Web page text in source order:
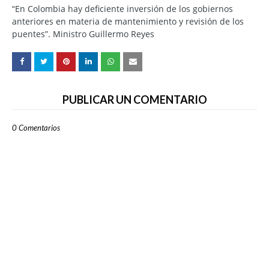
“En Colombia hay deficiente inversión de los gobiernos
anteriores en materia de mantenimiento y revisión de los
puentes”. Ministro Guillermo Reyes
PUBLICAR UN COMENTARIO
0 Comentarios